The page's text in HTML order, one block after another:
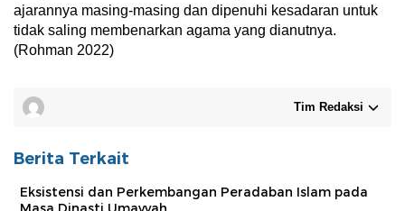
ajarannya masing-masing dan dipenuhi kesadaran untuk
tidak saling membenarkan agama yang dianutnya.
(Rohman 2022)
Tim Redaksi
Berita Terkait
Eksistensi dan Perkembangan Peradaban Islam pada